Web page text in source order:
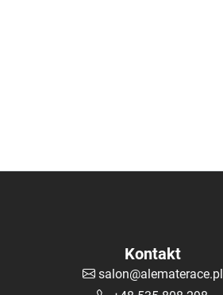
Kontakt
salon@alematerace.pl